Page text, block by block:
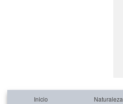
Inicio Naturaleza